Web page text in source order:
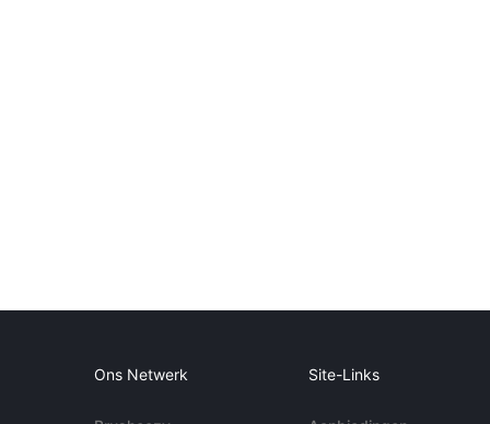
Ons Netwerk Site-Links